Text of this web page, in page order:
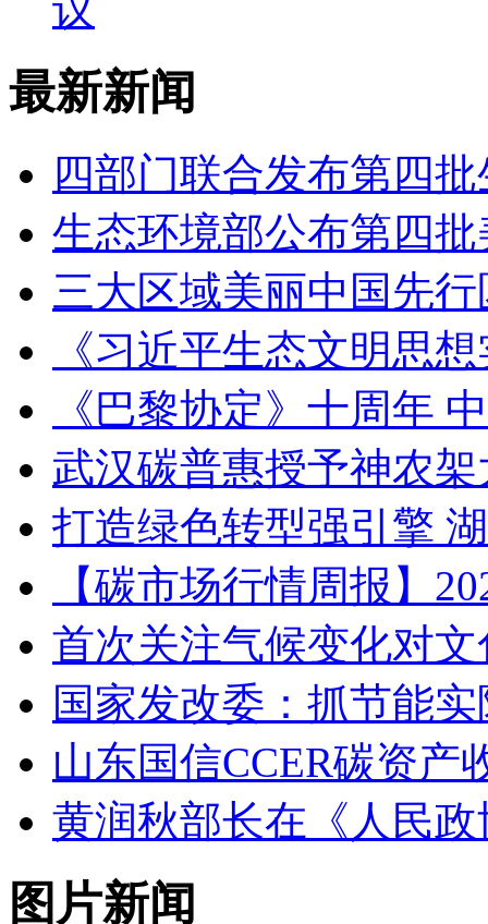
最新新闻
四部门联合发布第四
生态环境部公布第四
三大区域美丽中国先
《习近平生态文明思
《巴黎协定》十周年
武汉碳普惠授予神农
打造绿色转型强引擎
【碳市场行情周报】
首次关注气候变化对
国家发改委：抓节能
山东国信CCER碳资产
黄润秋部长在《人民
图片新闻